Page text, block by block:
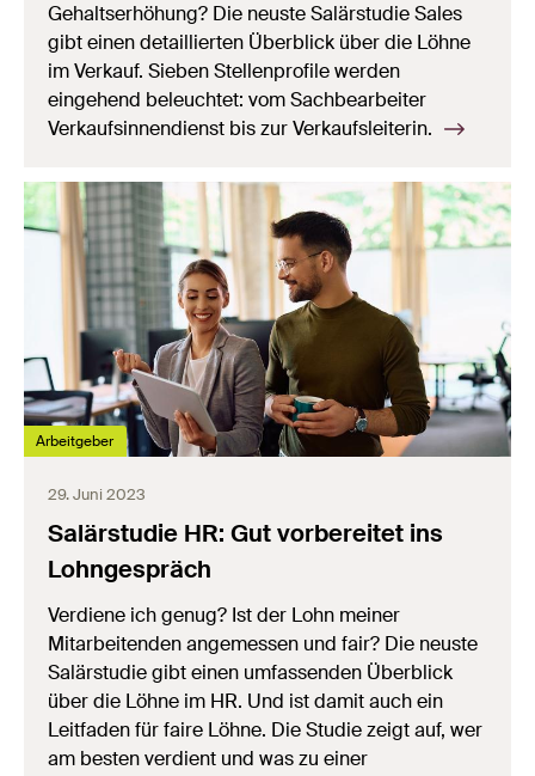
Gehaltserhöhung? Die neuste Salärstudie Sales
gibt einen detaillierten Überblick über die Löhne
im Verkauf. Sieben Stellenprofile werden
eingehend beleuchtet: vom Sachbearbeiter
Verkaufsinnendienst bis zur Verkaufsleiterin.
Arbeitgeber
29. Juni 2023
Salärstudie HR: Gut vorbereitet ins
Lohngespräch
Verdiene ich genug? Ist der Lohn meiner
Mitarbeitenden angemessen und fair? Die neuste
Salärstudie gibt einen umfassenden Überblick
über die Löhne im HR. Und ist damit auch ein
Leitfaden für faire Löhne. Die Studie zeigt auf, wer
am besten verdient und was zu einer